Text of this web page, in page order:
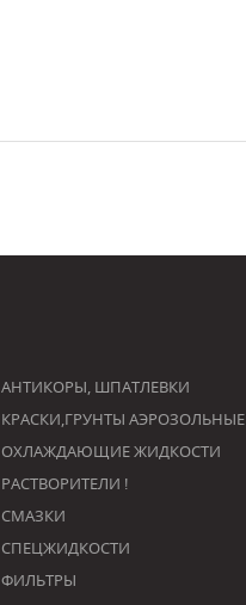
АНТИКОРЫ, ШПАТЛЕВКИ
КРАСКИ,ГРУНТЫ АЭРОЗОЛЬНЫЕ
ОХЛАЖДАЮЩИЕ ЖИДКОСТИ
РАСТВОРИТЕЛИ !
СМАЗКИ
СПЕЦЖИДКОСТИ
ФИЛЬТРЫ